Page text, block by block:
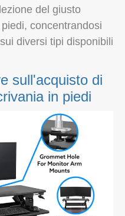
del giusto
concentrandosi
diversi tipi disponibili
sull'acquisto di
in piedi